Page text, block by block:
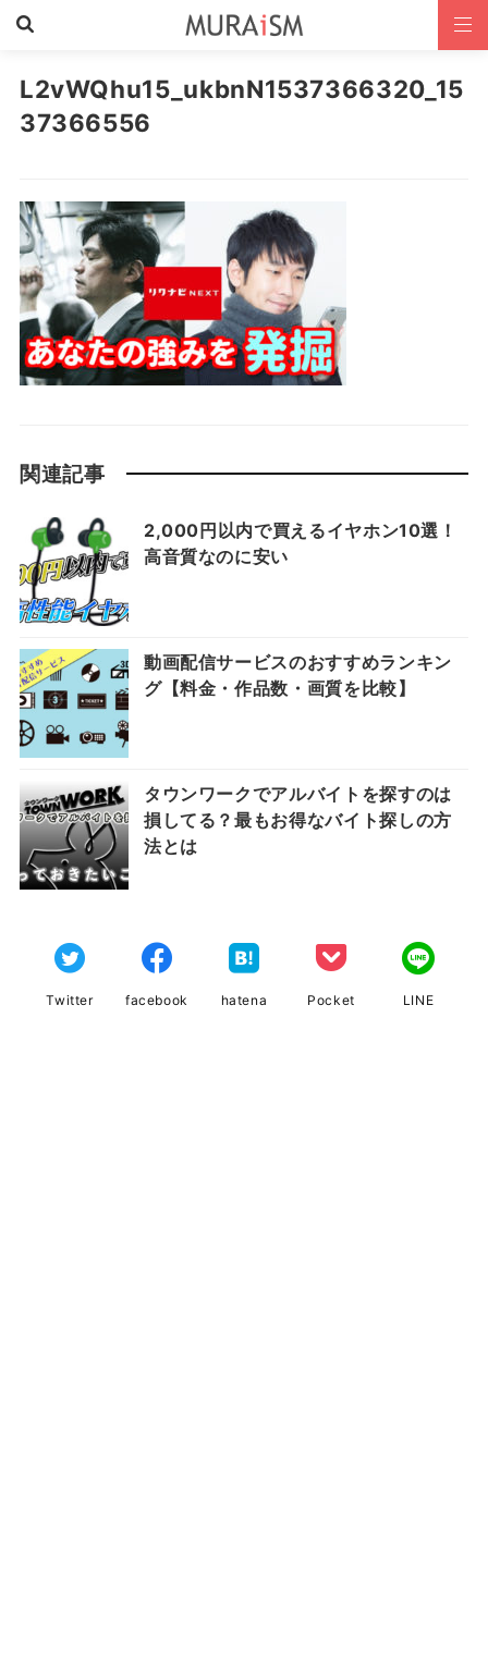
L2vWQhu15_ukbnN1537366320_15
37366556
関連記事
2,000円以内で買えるイヤホン10選！
高音質なのに安い
動画配信サービスのおすすめランキン
グ【料金・作品数・画質を比較】
タウンワークでアルバイトを探すのは
損してる？最もお得なバイト探しの方
法とは
Twitter facebook hatena Pocket LINE